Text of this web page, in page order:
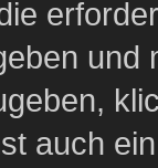
und
auch